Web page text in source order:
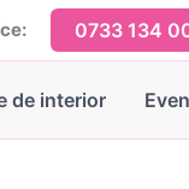
0733 134
de interior